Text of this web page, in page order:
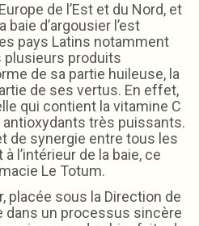
de l’Est et du Nord, et
baie d’argousier l’est
pays Latins notamment
plusieurs produits
de sa partie huileuse, la
de ses vertus. En effet,
qui contient la vitamine C
très puissants.
de synergie entre tous les
l’intérieur de la baie, ce
Le Totum.
placée sous la Direction de
dans un processus sincère